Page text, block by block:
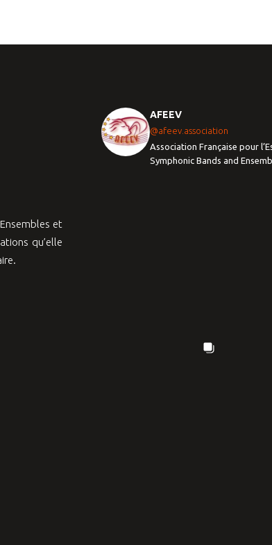
et
qu’elle
AFEEV
@afeev.association
Association Française pour
Symphonic Bands and